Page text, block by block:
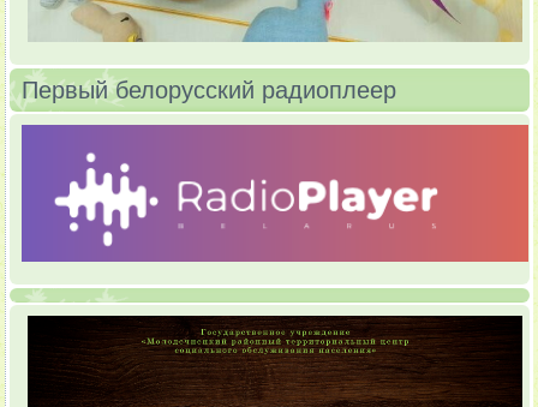
Первый белорусский радиоплеер